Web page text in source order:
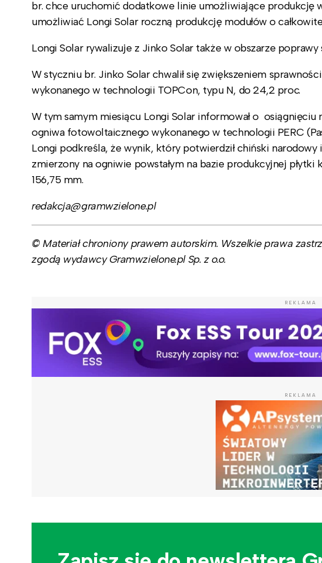
br. chce uruchomić dodatkowe linie umożliwiające produkcję
umożliwiać Longi Solar roczną produkcję modułów o
Longi Solar rywalizuje z Jinko Solar także w obszarze
W styczniu br. Jinko Solar chwalił się zwiększeniem
wykonanego w technologii TOPCon, typu N, do 24,2 proc.
W tym samym miesiącu Longi Solar informował o
ogniwa fotowoltaicznego wykonanego w technologii PERC
Longi podkreśla, że wynik, który potwierdził chiński
zmierzony na ogniwie powstałym na bazie produkcyjnej
156,75 mm.
redakcja@gramwzielone.pl
© Materiał chroniony prawem autorskim. Wszelkie prawa
zgodą wydawcy Gramwzielone.pl Sp. z o.o.
REKLAMA
REKLAMA